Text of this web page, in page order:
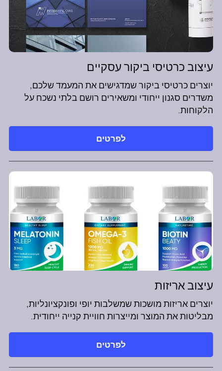
עיצוב כרטיסי ביקור עסקיים
יוצרים כרטיסי ביקור שמדגישים את המעמד שלכם,
משדרים סגנון ייחודי ומשאירים רושם בלתי נשכח על
הלקוחות.
לפרטים
עיצוב אריזות
יוצרים אריזות מושכות שמשלבות יופי ופונקציונליות,
מבליטות את המוצר ומייצרות חוויית קנייה ייחודית.
לפרטים